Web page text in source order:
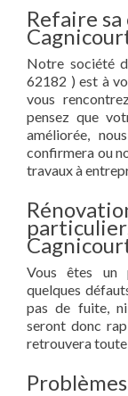
Refaire
Notre société
62182 ) est à
vous
pensez que
améliorée,
confirmera ou
travaux à
Vous êtes un
quelques
pas de fuite,
seront donc
retrouvera toute